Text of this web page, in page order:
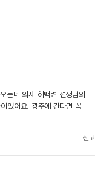
는데 의재 허백련 선생님의
었어요. 광주에 간다면 꼭
신고